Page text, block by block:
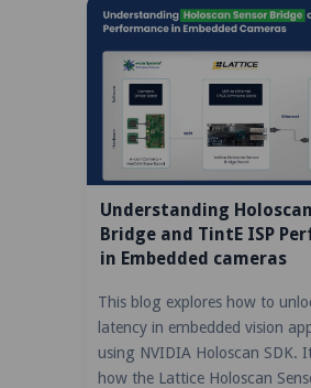
Understanding
Bridge and TintE ISP
in Embedded cameras
This blog explores how to
latency in embedded vision
using NVIDIA Holoscan SDK.
how the Lattice Holoscan